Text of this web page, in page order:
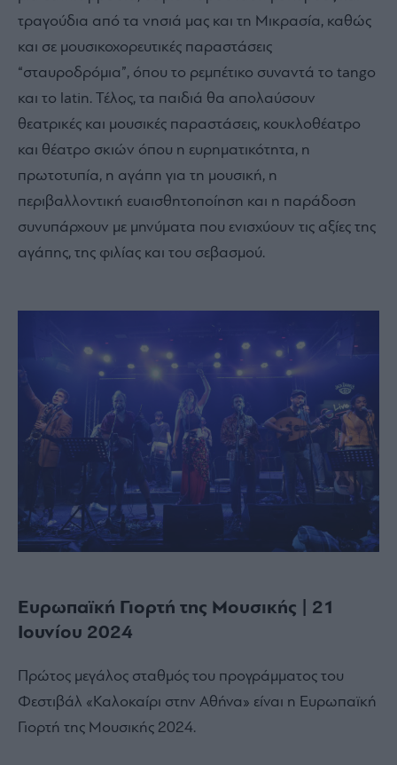
τραγούδια από τα νησιά μας και τη Μικρασία, καθώς
και σε μουσικοχορευτικές παραστάσεις
“σταυροδρόμια”, όπου το ρεμπέτικο συναντά το tango
και το latin. Τέλος, τα παιδιά θα απολαύσουν
θεατρικές και μουσικές παραστάσεις, κουκλοθέατρο
και θέατρο σκιών όπου η ευρηματικότητα, η
πρωτοτυπία, η αγάπη για τη μουσική, η
περιβαλλοντική ευαισθητοποίηση και η παράδοση
συνυπάρχουν με μηνύματα που ενισχύουν τις αξίες της
αγάπης, της φιλίας και του σεβασμού.
Ευρωπαϊκή Γιορτή της Μουσικής | 21
Ιουνίου 2024
Πρώτος μεγάλος σταθμός του προγράμματος του
Φεστιβάλ «Καλοκαίρι στην Αθήνα» είναι η Ευρωπαϊκή
Γιορτή της Μουσικής 2024.